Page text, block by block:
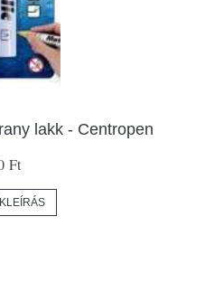
lakk - Centropen
Ft